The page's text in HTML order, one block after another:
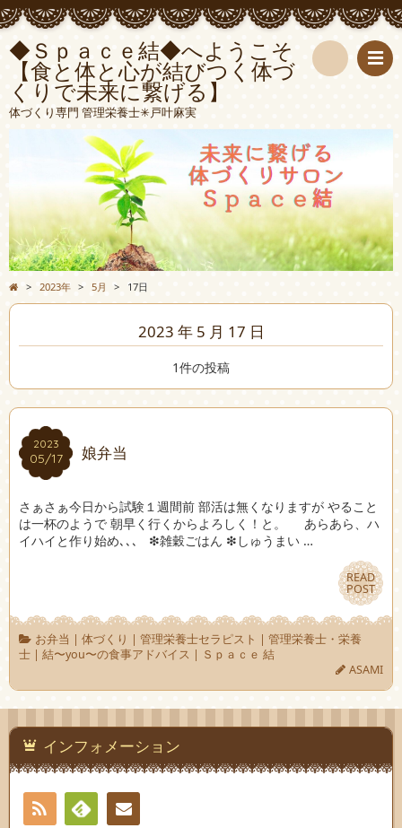
◆Ｓｐａｃｅ結◆へようこそ
【食と体と心が結びつく体づ
くりで未来に繋げる】
体づくり専門 管理栄養士✳︎戸叶麻実
索
> 2023年 > 5月 > 17日
2023 年 5 月 17 日
1件の投稿
2023
05/17
2023
05/17 娘弁当
さぁさぁ今日から試験１週間前 部活は無くなりますが やること
は一杯のようで 朝早く行くからよろしく！と。 あらあら、ハ
イハイと作り始め､､､ ❇︎雑穀ごはん ❇︎しゅうまい …
READ
POST
READ
POST
お弁当 | 体づくり | 管理栄養士セラピスト | 管理栄養士・栄養
士 | 結〜you〜の食事アドバイス | Ｓｐａｃｅ 結
ASAMI
インフォメーション
RSS